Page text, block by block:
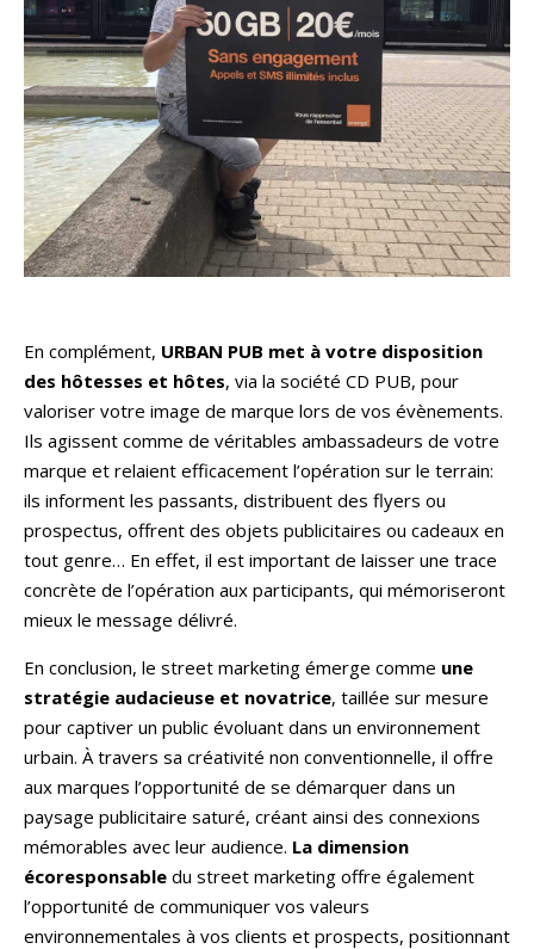
En complément, URBAN PUB met à votre disposition
des hôtesses et hôtes, via la société CD PUB, pour
valoriser votre image de marque lors de vos évènements.
Ils agissent comme de véritables ambassadeurs de votre
marque et relaient efficacement l’opération sur le terrain:
ils informent les passants, distribuent des flyers ou
prospectus, offrent des objets publicitaires ou cadeaux en
tout genre… En effet, il est important de laisser une trace
concrète de l’opération aux participants, qui mémoriseront
mieux le message délivré.
En conclusion, le street marketing émerge comme une
stratégie audacieuse et novatrice, taillée sur mesure
pour captiver un public évoluant dans un environnement
urbain. À travers sa créativité non conventionnelle, il offre
aux marques l’opportunité de se démarquer dans un
paysage publicitaire saturé, créant ainsi des connexions
mémorables avec leur audience. La dimension
écoresponsable du street marketing offre également
l’opportunité de communiquer vos valeurs
environnementales à vos clients et prospects, positionnant